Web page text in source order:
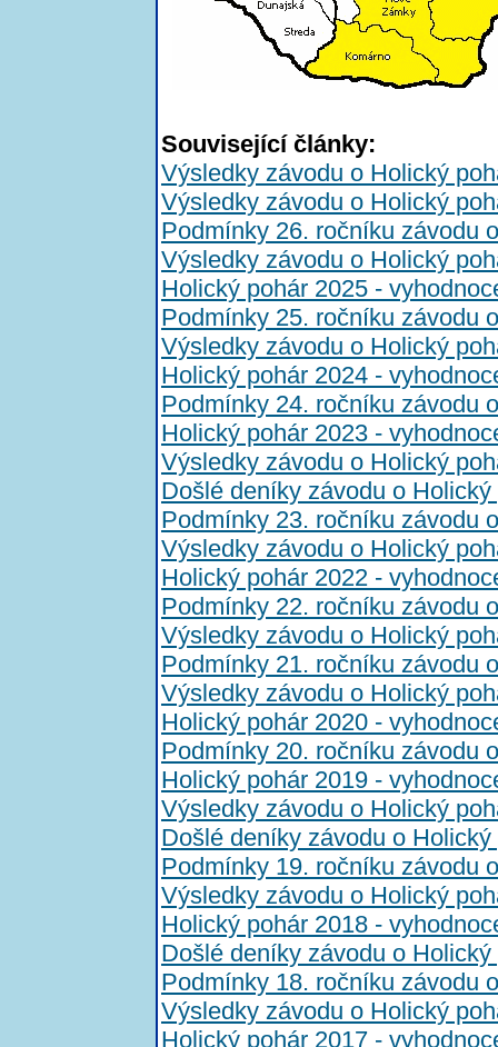
Související články:
Výsledky závodu o Holický
Výsledky závodu o Holický
Podmínky 26. ročníku závodu
Výsledky závodu o Holický
Holický pohár 2025 -
Podmínky 25. ročníku závodu
Výsledky závodu o Holický
Holický pohár 2024 -
Podmínky 24. ročníku závodu
Holický pohár 2023 -
Výsledky závodu o Holický
Došlé deníky závodu o Holický
Podmínky 23. ročníku závodu
Výsledky závodu o Holický
Holický pohár 2022 -
Podmínky 22. ročníku závodu
Výsledky závodu o Holický
Podmínky 21. ročníku závodu
Výsledky závodu o Holický
Holický pohár 2020 -
Podmínky 20. ročníku závodu
Holický pohár 2019 -
Výsledky závodu o Holický
Došlé deníky závodu o Holický
Podmínky 19. ročníku závodu
Výsledky závodu o Holický
Holický pohár 2018 -
Došlé deníky závodu o Holický
Podmínky 18. ročníku závodu
Výsledky závodu o Holický
Holický pohár 2017 -